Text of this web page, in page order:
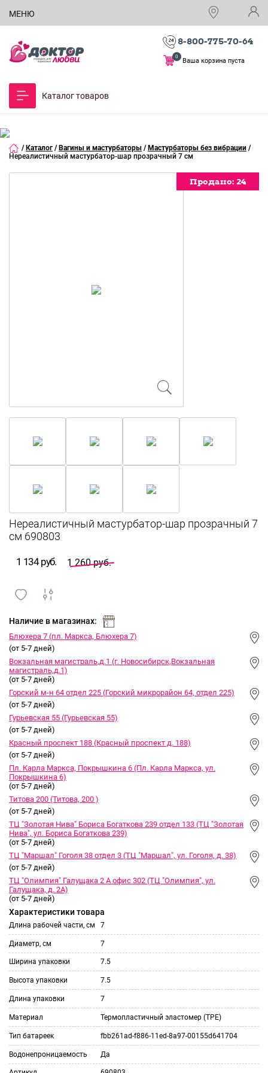
МЕНЮ
8-800-775-70-64
Ваша корзина пуста
0
Каталог товаров
/ Каталог / Вагины и мастурбаторы / Мастурбаторы без вибрации /
Нереалистичный мастурбатор-шар прозрачный 7 см
Продано: 24
Продано: 24
Продано: 24
Продано: 24
Продано: 24
Продано: 24
Продано: 24
1 134 руб. 1 260 руб.
и
Наличие в магазинах:
Блюхера 7 (пл. Маркса, Блюхера 7)
(от 5-7 дней)
Вокзальная магистраль,д.1 (г. Новосибирск,Вокзальная
магистраль,д.1)
(от 5-7 дней)
Горский м-н 64 отдел 225 (Горский микрорайон 64, отдел 225)
(от 5-7 дней)
Гурьевская 55 (Гурьевская 55)
(от 5-7 дней)
Красный проспект 188 (Красный проспект д. 188)
(от 5-7 дней)
Пл. Карла Маркса, Покрышкина 6 (Пл. Карла Маркса, ул.
Покрышкина 6)
(от 5-7 дней)
Титова 200 (Титова, 200 )
(от 5-7 дней)
ТЦ "Золотая Нива" Бориса Богаткова 239 отдел 133 (ТЦ "Золотая
Нива", ул. Бориса Богаткова 239)
(от 5-7 дней)
ТЦ "Маршал" Гоголя 38 отдел 3 (ТЦ "Маршал", ул. Гоголя, д. 38)
(от 5-7 дней)
ТЦ "Олимпия" Галущака 2 А офис 302 (ТЦ "Олимпия", ул.
Галущака, д. 2А)
(от 5-7 дней)
Характеристики товара
Длина рабочей части, см 7
Диаметр, см 7
Ширина упаковки 7.5
Высота упаковки 7.5
Длина упаковки 7
Материал Термопластичный эластомер (TPE)
Тип батареек fbb261ad-f886-11ed-8a97-00155d641704
Водонепроницаемость Да